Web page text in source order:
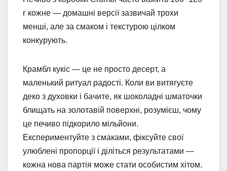
г кожне — домашні версії зазвичай трохи
менші, але за смаком і текстурою цілком
конкурують.
Крамбл кукіс — це не просто десерт, а
маленький ритуал радості. Коли ви витягуєте
деко з духовки і бачите, як шоколадні шматочки
блищать на золотавій поверхні, розумієш, чому
це печиво підкорило мільйони.
Експериментуйте з смаками, фіксуйте свої
улюблені пропорції і діліться результатами —
кожна нова партія може стати особистим хітом.